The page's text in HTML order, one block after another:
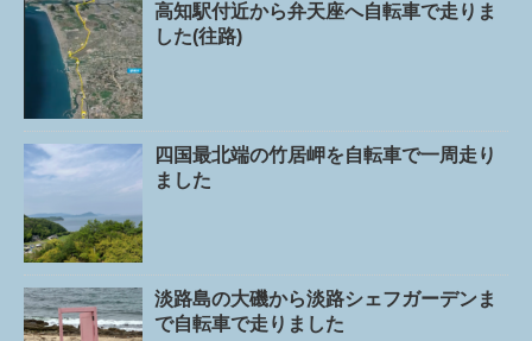
高知駅付近から弁天座へ自転車で走りま
した(往路)
四国最北端の竹居岬を自転車で一周走り
ました
淡路島の大磯から淡路シェフガーデンま
で自転車で走りました